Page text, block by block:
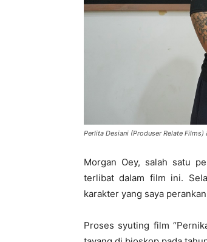
Perlita Desiani (Produser Relate
Morgan Oey, salah satu
terlibat dalam film ini.
karakter yang saya
Proses syuting film